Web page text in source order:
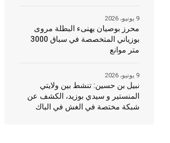
محرز بوصيان يهنىء البطلة مروى
بوزياني المتخصصة في سباق 3000
متر موانع
9 يونيو، 2026
نبيل بن حسين: تنشط بين ولايتي
المنستير و سيدي بوزيد، الكشف عن
شبكة مختصة في الغش في الباك
9 يونيو، 2026